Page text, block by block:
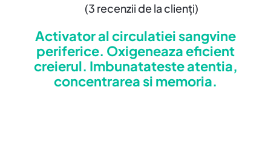
5.00din 5
evaluări de
la clienți
(3 recenzii de la clienți)
Activator al circulatiei sangvine
periferice. Oxigeneaza eficient
creierul. Imbunatateste atentia,
concentrarea si memoria.